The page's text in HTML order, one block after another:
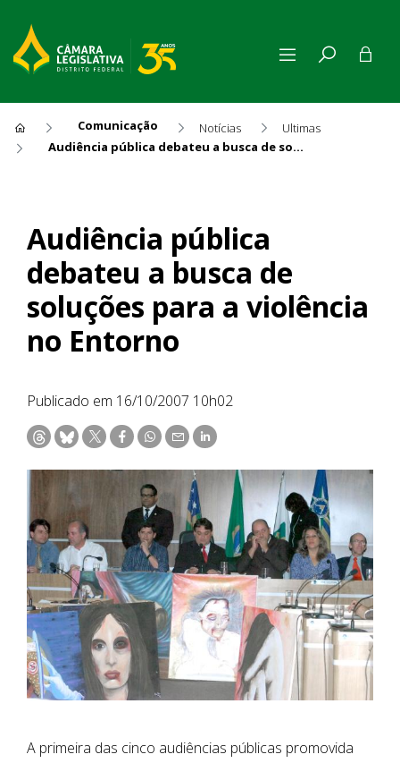
Comunicação Notícias
Ultimas
Audiência pública debateu a busca de soluções para a violência no Entorno
Audiência pública
debateu a busca de
soluções para a violência
no Entorno
Publicado em 16/10/2007 10h02
A primeira das cinco audiências públicas promovida